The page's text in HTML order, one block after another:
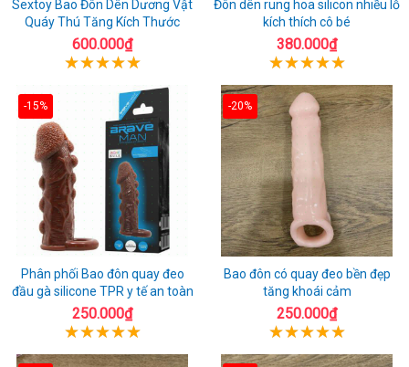
Sextoy Bao Đôn Dên Dương Vật
Quáy Thú Tăng Kích Thước
600.000₫
Đôn dên rung hoa silicon nhiều lỗ
kích thích cô bé
380.000₫
-15%
Phân phối Bao đôn quay đeo
đầu gà silicone TPR y tế an toàn
250.000₫
-20%
Bao đôn có quay đeo bền đẹp
tăng khoái cảm
250.000₫